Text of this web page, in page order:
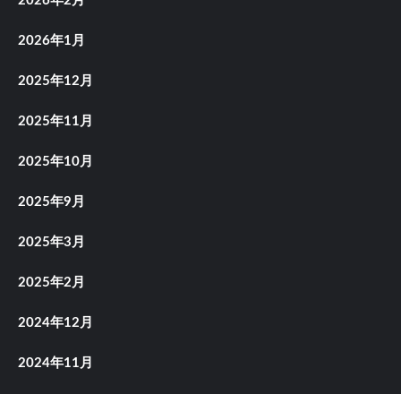
2026年1月
2025年12月
2025年11月
2025年10月
2025年9月
2025年3月
2025年2月
2024年12月
2024年11月